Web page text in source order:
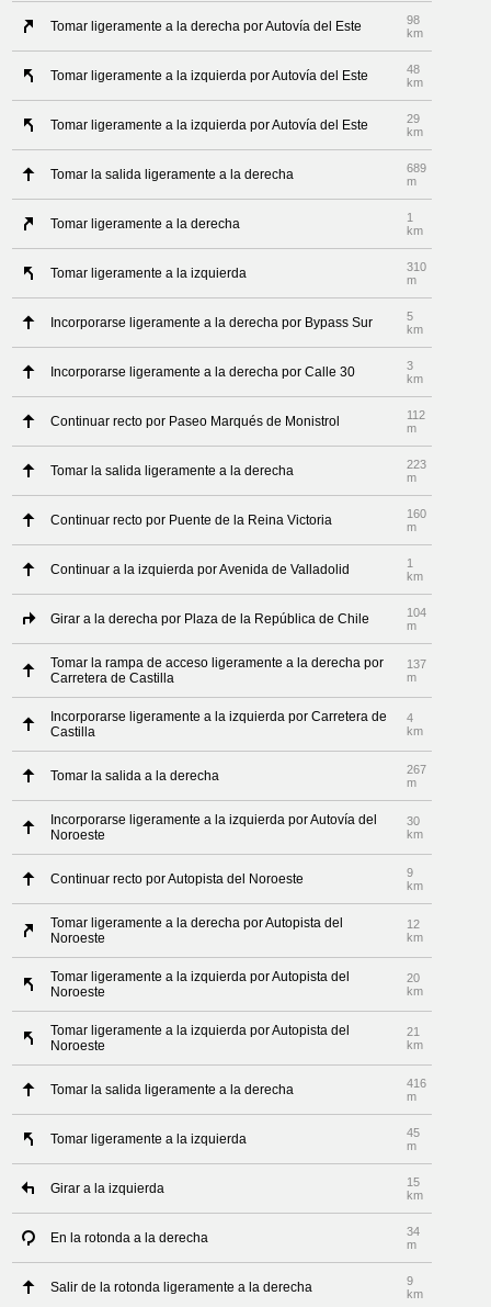
Tomar ligeramente a la derecha por Autovía del Este
98
km
Tomar ligeramente a la izquierda por Autovía del Este
48
km
Tomar ligeramente a la izquierda por Autovía del Este
29
km
Tomar la salida ligeramente a la derecha
689
m
Tomar ligeramente a la derecha
1
km
Tomar ligeramente a la izquierda
310
m
Incorporarse ligeramente a la derecha por Bypass Sur
5
km
Incorporarse ligeramente a la derecha por Calle 30
3
km
Continuar recto por Paseo Marqués de Monistrol
112
m
Tomar la salida ligeramente a la derecha
223
m
Continuar recto por Puente de la Reina Victoria
160
m
Continuar a la izquierda por Avenida de Valladolid
1
km
Girar a la derecha por Plaza de la República de Chile
104
m
Tomar la rampa de acceso ligeramente a la derecha por
Carretera de Castilla
137
m
Incorporarse ligeramente a la izquierda por Carretera de
Castilla
4
km
Tomar la salida a la derecha
267
m
Incorporarse ligeramente a la izquierda por Autovía del
Noroeste
30
km
Continuar recto por Autopista del Noroeste
9
km
Tomar ligeramente a la derecha por Autopista del
Noroeste
12
km
Tomar ligeramente a la izquierda por Autopista del
Noroeste
20
km
Tomar ligeramente a la izquierda por Autopista del
Noroeste
21
km
Tomar la salida ligeramente a la derecha
416
m
Tomar ligeramente a la izquierda
45
m
Girar a la izquierda
15
km
En la rotonda a la derecha
34
m
Salir de la rotonda ligeramente a la derecha
9
km